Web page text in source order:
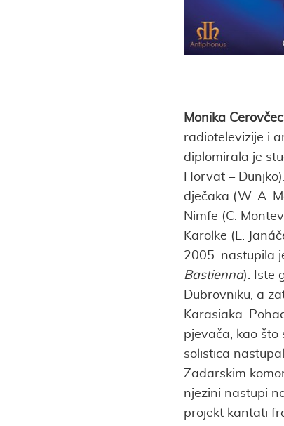
Monika Cerovčec
radiotelevizije i
diplomirala je
Horvat –
dječaka (W. A.
Nimfe (C.
Karolke (L.
2005. nastupila
Bastienna). Iste
Dubrovniku, a
Karasiaka.
pjevača, kao što
solistica
Zadarskim
njezini nastupi
projekt kantati